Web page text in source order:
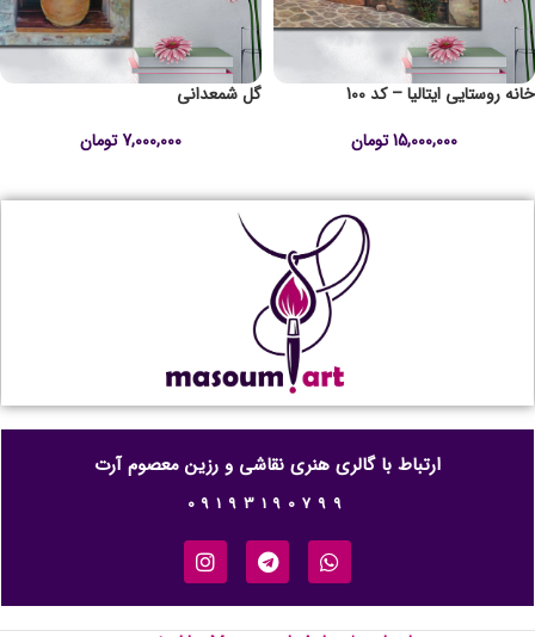
خانه روستایی ایتالیا – کد 100
15,000,000تومان
گل شمعدانی
7,000,000 تومان
ارتباط با گالری هنری نقاشی و رزین معصوم آرت
09193190799